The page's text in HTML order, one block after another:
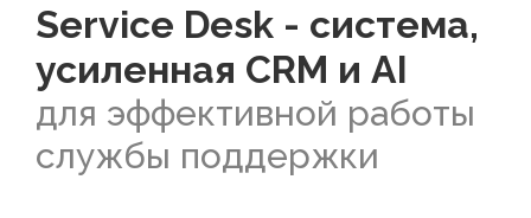
Service Desk - система,
усиленная CRM и AI
для эффективной работы
службы поддержки